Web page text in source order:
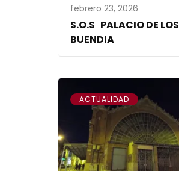
febrero 23, 2026
S.O.S PALACIO DE LOS
BUENDIA
ACTUALIDAD